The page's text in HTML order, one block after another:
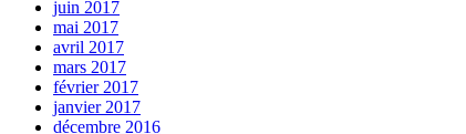
juin 2017
mai 2017
avril 2017
mars 2017
février 2017
janvier 2017
décembre 2016